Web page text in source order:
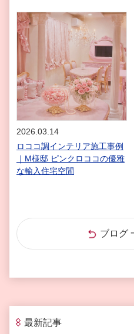
2026.03.14
ロココ調インテリア施工事例
｜M様邸 ピンクロココの優雅
な輸入住宅空間
ブログ
最新記事